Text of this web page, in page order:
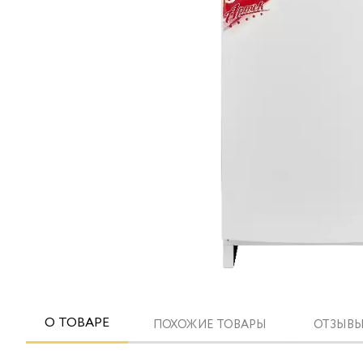
О ТОВАРЕ ПОХОЖИЕ ТОВАРЫ